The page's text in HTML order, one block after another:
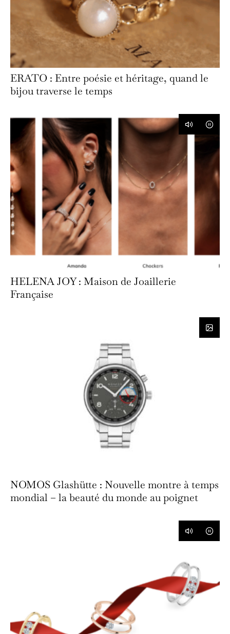
ERATO : Entre poésie et héritage, quand le
bijou traverse le temps
HELENA JOY : Maison de Joaillerie
Française
NOMOS Glashütte : Nouvelle montre à temps
mondial – la beauté du monde au poignet